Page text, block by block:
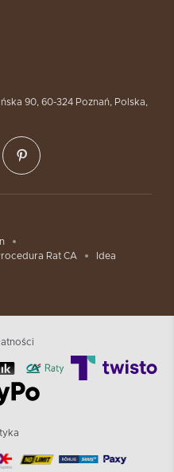
90, 60-324 Poznań, Polska,
Rat CA Idea